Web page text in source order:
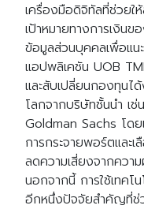
เครื่องมือดิจิทัลที่ช่วยใ
เป้าหมายทางการเงินข
ข้อมูลส่วนบุคคลเพื่อแน
แอปพลิเคชัน UOB
และสับเปลี่ยนกองทุนไ
โลกจากบริษัทชั้นนำ เ
Goldman Sachs โดย
การกระจายพอร์ตแล
ลดความเสี่ยงจากคว
นอกจากนี้ การใช้เทคโ
อีกหนึ่งปัจจัยสำคัญที่ช่